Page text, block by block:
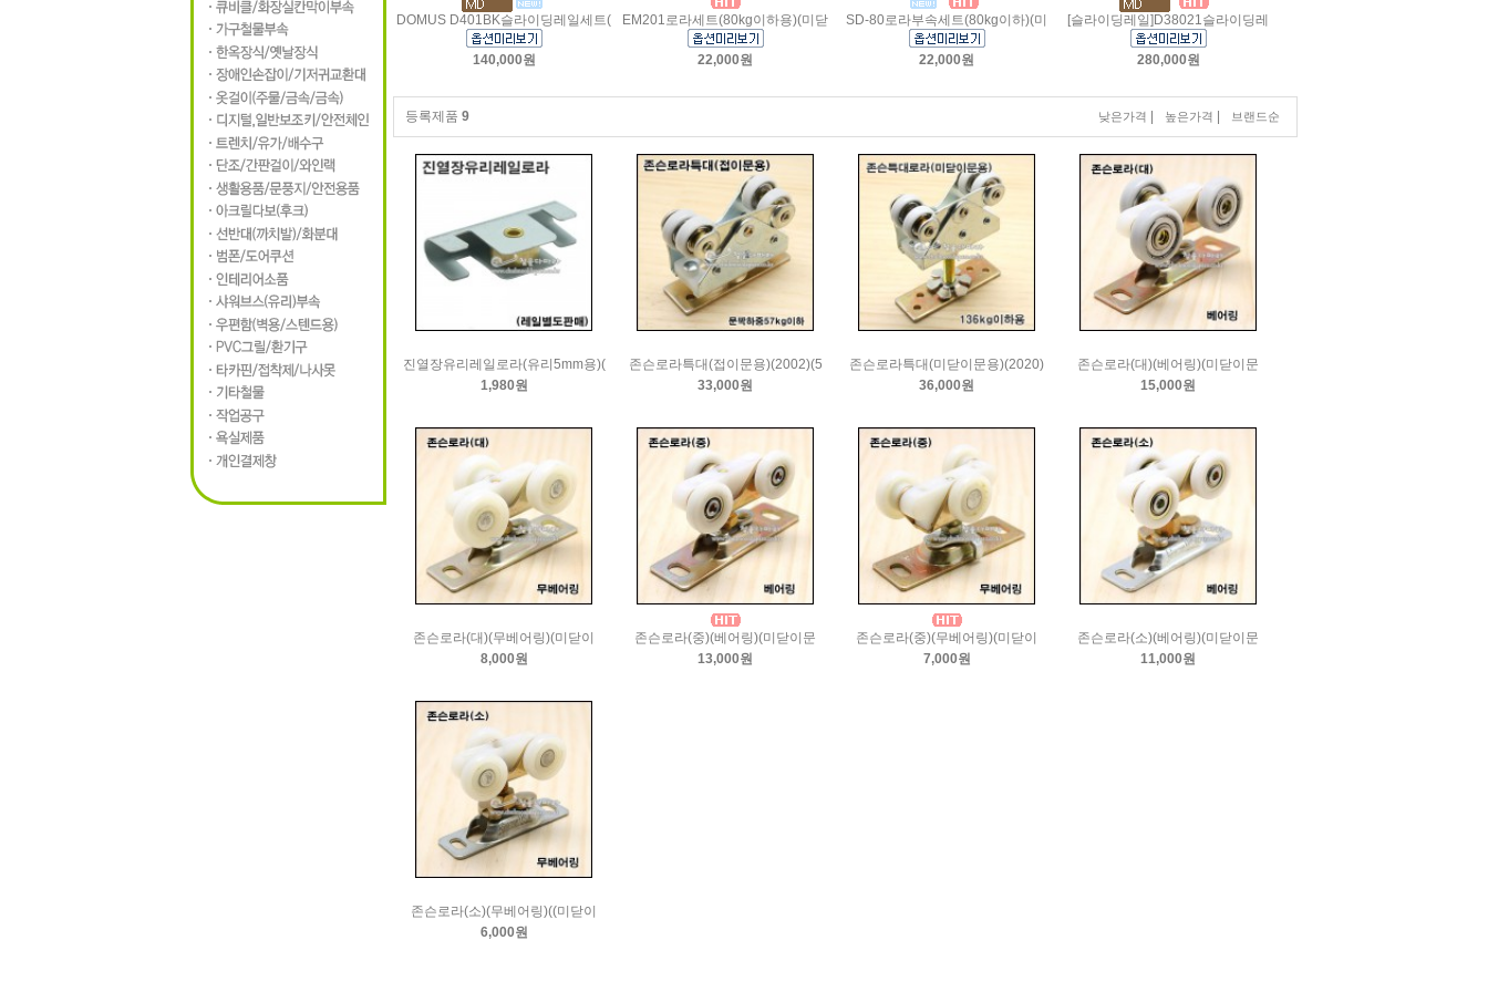
DOMUS D401BK슬라이딩레일세트(
140,000원
EM201로라세트(80kg이하용)(미닫
22,000원
SD-80로라부속세트(80kg이하)(미
22,000원
[슬라이딩레일]D38021슬라이딩레
280,000원
등록제품 9 낮은가격 | 높은가격 | 브랜드순
진열장유리레일로라(유리5mm용)(
1,980원
존슨로라특대(접이문용)(2002)(5
33,000원
존슨로라특대(미닫이문용)(2020)
36,000원
존슨로라(대)(베어링)(미닫이문
15,000원
존슨로라(대)(무베어링)(미닫이
8,000원
존슨로라(중)(베어링)(미닫이문
13,000원
존슨로라(중)(무베어링)(미닫이
7,000원
존슨로라(소)(베어링)(미닫이문
11,000원
존슨로라(소)(무베어링)((미닫이
6,000원